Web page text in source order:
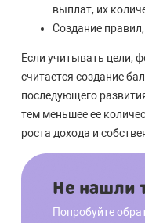
выплат, их
Создание
Если учитывать цели,
считается создание
последующего
тем меньшее ее
роста дохода и
Не нашли
Попробуйте